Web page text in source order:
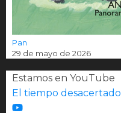
Pan
29 de mayo de 2026
Estamos en YouTube
El tiempo desacertado